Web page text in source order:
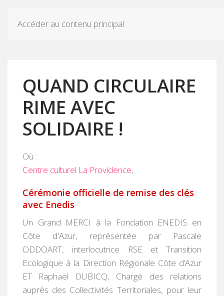
Accéder au contenu principal
QUAND CIRCULAIRE
RIME AVEC
SOLIDAIRE !
Où :
Centre culturel La Providence,
Cérémonie officielle de remise des clés
avec Enedis
Un Grand MERCI à la Fondation ENEDIS en
Côte d'Azur, représentée par Pascale
ODDOART, interlocutrice RSE et Transition
Ecologique à la Direction Régionale Côte d’Azur
ET Raphaël DUBICQ, Chargé des relations
auprès des Collectivités Territoriales, pour leur